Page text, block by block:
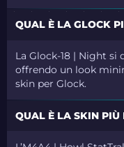
QUAL È LA GLOCK
La Glock-18 | Night si
offrendo un look
skin per Glock.
QUAL È LA SKIN PIÙ